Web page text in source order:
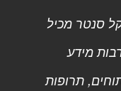
סנטר מכיל
מידע
תרופות